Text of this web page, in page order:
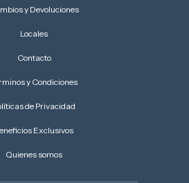
y Devoluciones
Locales
Contacto
y Condiciones
de Privacidad
Exclusivos
Quienes somos